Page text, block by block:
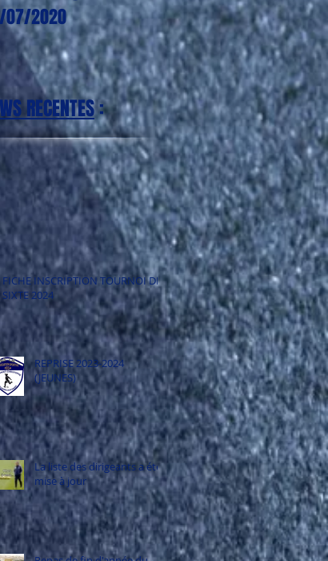
FICHE INSCRIPTION TOURNOI DE
SIXTE 2024
REPRISE 2023-2024
(JEUNES)
La liste des dirigeants a été
mise à jour
RECENTES:
07/2020
match, tournoi jusqu'à
nouvel ordre